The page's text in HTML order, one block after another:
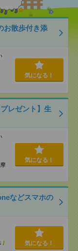
お散歩付き添
気になる！
レゼント】生
気になる！
などスマホの
/
気になる！